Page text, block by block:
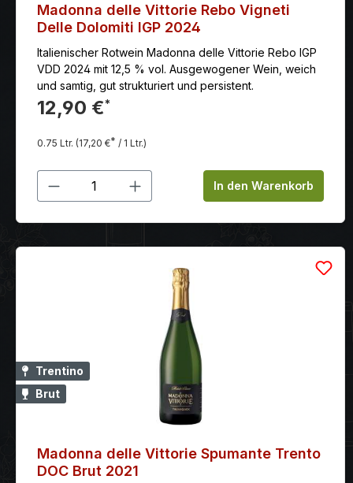
Madonna delle Vittorie Rebo Vigneti
Delle Dolomiti IGP 2024
Italienischer Rotwein Madonna delle Vittorie Rebo IGP
VDD 2024 mit 12,5 % vol. Ausgewogener Wein, weich
und samtig, gut strukturiert und persistent.
12,90 €*
0.75 Ltr. (17,20 €* / 1 Ltr.)
Produkt Anzahl: Gib denIn den Warenkorb
Trentino
Brut
Madonna delle Vittorie Spumante Trento
DOC Brut 2021